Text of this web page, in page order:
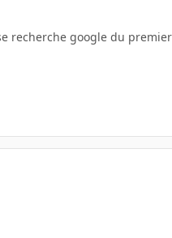
recherche google du